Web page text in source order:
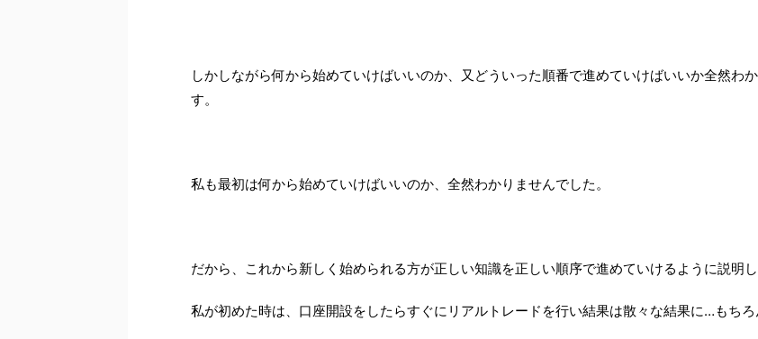
しかしながら何から始めていけばいいのか、又どういった順番で進めていけばいいか全然わ
す。
私も最初は何から始めていけばいいのか、全然わかりませんでした。
だから、これから新しく始められる方が正しい知識を正しい順序で進めていけるように説明し
私が初めた時は、口座開設をしたらすぐにリアルトレードを行い結果は散々な結果に…もち